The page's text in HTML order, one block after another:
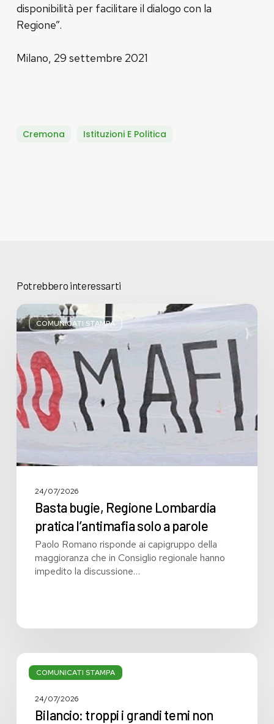
disponibilità per facilitare il dialogo con la
Regione”.
Milano, 29 settembre 2021
Cremona Istituzioni E Politica
Potrebbero interessarti
COMUNICATI STAMPA
Basta
bugie,
Regione
Lombardia
pratica
l’antimafia
solo
a
parole
24/07/2026
Basta bugie, Regione Lombardia
pratica l’antimafia solo a parole
Paolo Romano risponde ai capigruppo della
maggioranza che in Consiglio regionale hanno
impedito la discussione…
COMUNICATI STAMPA
Bilancio:
troppi
grandi24/07/2026
Bilancio: troppi i grandi temi non